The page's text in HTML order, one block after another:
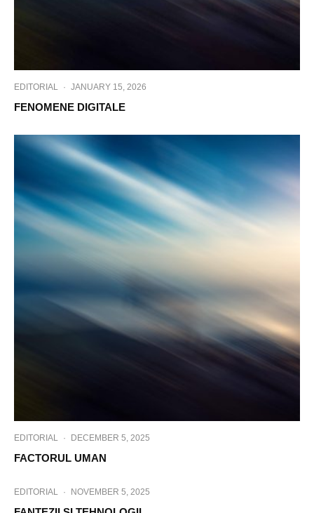
EDITORIAL · JANUARY 15, 2026
FENOMENE DIGITALE
EDITORIAL · DECEMBER 5, 2025
FACTORUL UMAN
EDITORIAL · NOVEMBER 5, 2025